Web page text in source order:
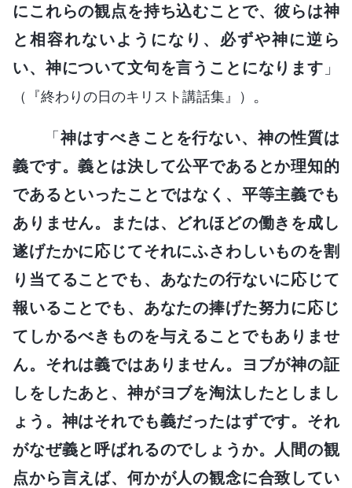
にこれらの観点を持ち込むことで、彼らは神
と相容れないようになり、必ずや神に逆ら
い、神について文句を言うことになります 」
（『終わりの日のキリスト講話集』） 。
「神はすべきことを行ない、神の性質は
義です。義とは決して公平であるとか理知的
であるといったことではなく、平等主義でも
ありません。または、どれほどの働きを成し
遂げたかに応じてそれにふさわしいものを割
り当てることでも、あなたの行ないに応じて
報いることでも、あなたの捧げた努力に応じ
てしかるべきものを与えることでもありませ
ん。それは義ではありません。ヨブが神の証
しをしたあと、神がヨブを淘汰したとしまし
ょう。神はそれでも義だったはずです。それ
がなぜ義と呼ばれるのでしょうか。人間の観
点から言えば、何かが人の観念に合致してい